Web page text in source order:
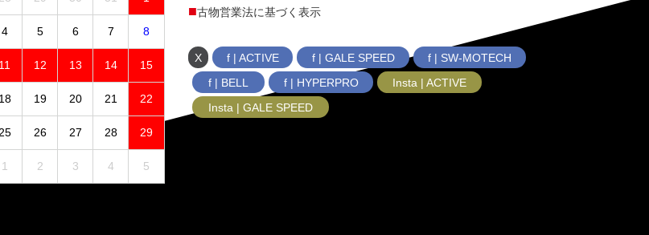
4 5 6 7 8
11 12 13 14 15
18 19 20 21 22
25 26 27 28 29
1 2 3 4 5
古物営業法に基づく表示
X f | ACTIVE f | GALE SPEED
f | SW-MOTECH
f | BELL
f | HYPERPRO
Insta | ACTIVE
Insta | GALE SPEED